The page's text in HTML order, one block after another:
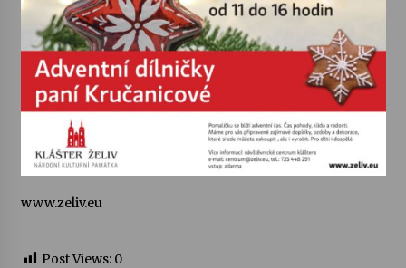
28. 7. 2026
Votavžatský ploty
23. 7. 2026
Letní koncerty ve Stromovce: Rufus Miller
www.zeliv.eu
Post Views: 0